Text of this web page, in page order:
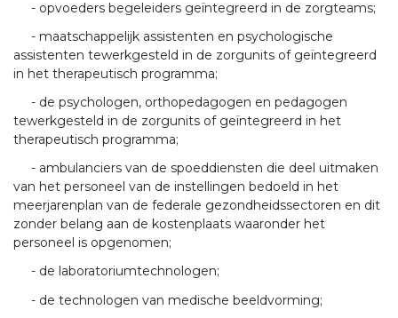
- opvoeders begeleiders geïntegreerd in de zorgteams;
- maatschappelijk assistenten en psychologische
assistenten tewerkgesteld in de zorgunits of geïntegreerd
in het therapeutisch programma;
- de psychologen, orthopedagogen en pedagogen
tewerkgesteld in de zorgunits of geïntegreerd in het
therapeutisch programma;
- ambulanciers van de spoeddiensten die deel uitmaken
van het personeel van de instellingen bedoeld in het
meerjarenplan van de federale gezondheidssectoren en dit
zonder belang aan de kostenplaats waaronder het
personeel is opgenomen;
- de laboratoriumtechnologen;
- de technologen van medische beeldvorming;